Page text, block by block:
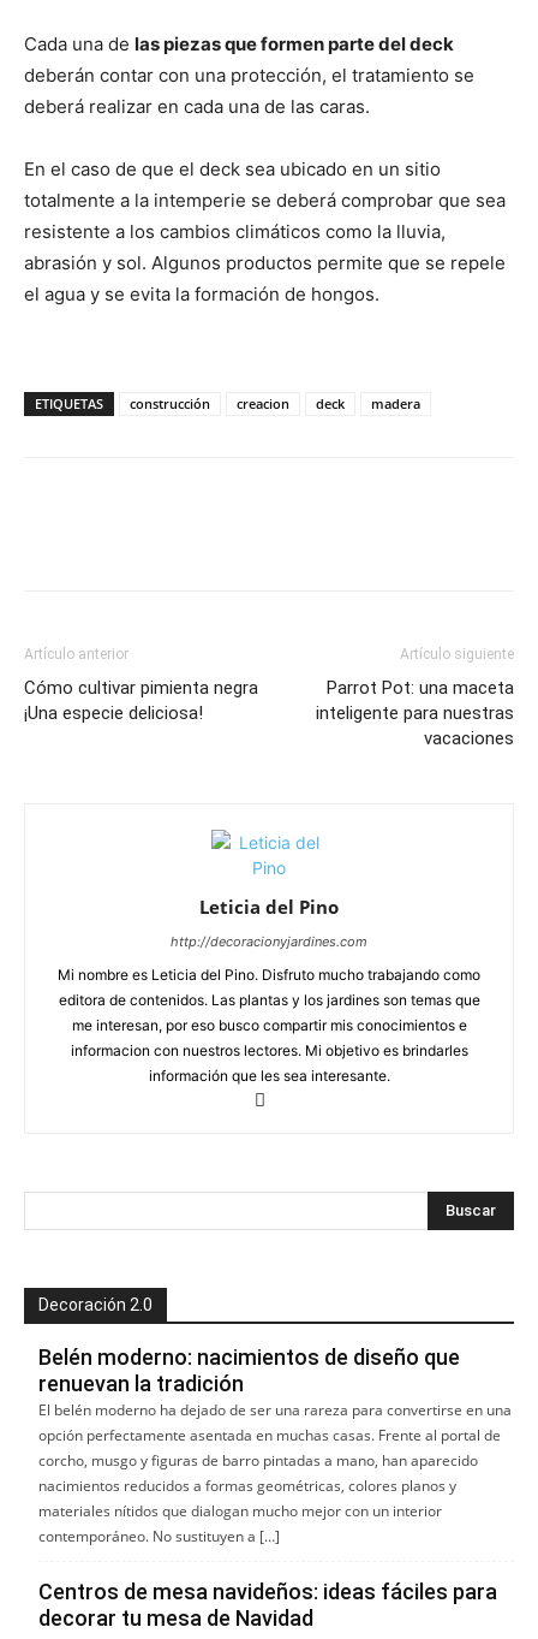
Cada una de las piezas que formen parte del deck
deberán contar con una protección, el tratamiento se
deberá realizar en cada una de las caras.
En el caso de que el deck sea ubicado en un sitio
totalmente a la intemperie se deberá comprobar que sea
resistente a los cambios climáticos como la lluvia,
abrasión y sol. Algunos productos permite que se repele
el agua y se evita la formación de hongos.
ETIQUETAS construcción creacion deck madera
Artículo anterior
Cómo cultivar pimienta negra
¡Una especie deliciosa!
Artículo siguiente
Parrot Pot: una maceta
inteligente para nuestras
vacaciones
Leticia del Pino
http://decoracionyjardines.com
Mi nombre es Leticia del Pino. Disfruto mucho trabajando como
editora de contenidos. Las plantas y los jardines son temas que
me interesan, por eso busco compartir mis conocimientos e
informacion con nuestros lectores. Mi objetivo es brindarles
información que les sea interesante.
Decoración 2.0
Belén moderno: nacimientos de diseño que
renuevan la tradición
El belén moderno ha dejado de ser una rareza para convertirse en una
opción perfectamente asentada en muchas casas. Frente al portal de
corcho, musgo y figuras de barro pintadas a mano, han aparecido
nacimientos reducidos a formas geométricas, colores planos y
materiales nítidos que dialogan mucho mejor con un interior
contemporáneo. No sustituyen a […]
Centros de mesa navideños: ideas fáciles para
decorar tu mesa de Navidad